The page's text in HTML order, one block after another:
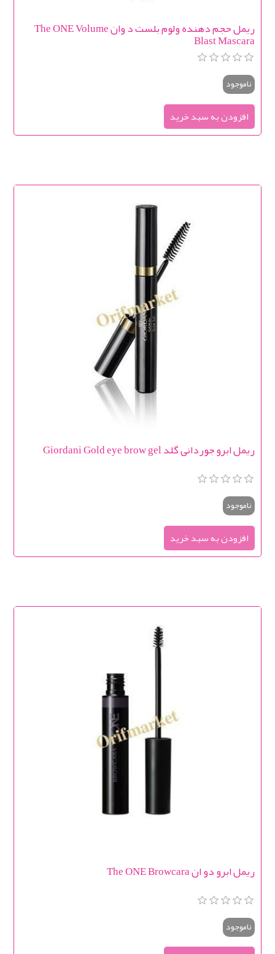
ریمل حجم دهنده ولوم بلست د وان The ONE Volume
Blast Mascara
ناموجود
ریمل ابرو جوردانی گلد Giordani Gold eye brow gel
ناموجود
ریمل ابرو دو ان The ONE Browcara
ناموجود